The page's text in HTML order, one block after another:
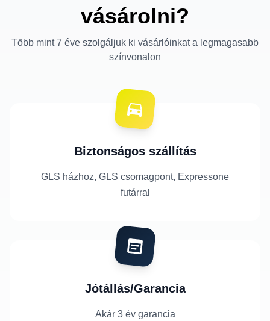
vásárolni?
Több mint 7 éve szolgáljuk ki vásárlóinkat a legmagasabb
színvonalon
Biztonságos szállítás
GLS házhoz, GLS csomagpont, Expressone
futárral
Jótállás/Garancia
Akár 3 év garancia